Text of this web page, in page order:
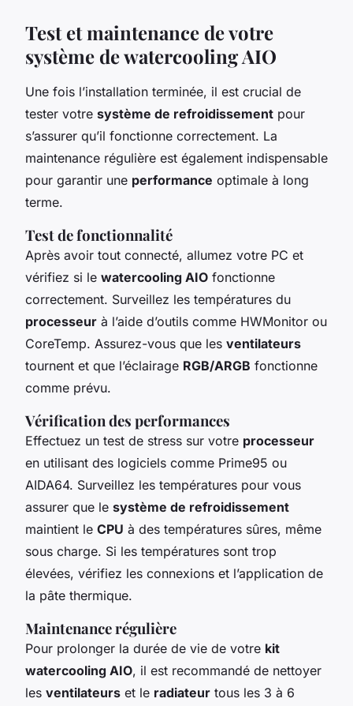
Test et maintenance de votre
système de watercooling AIO
Une fois l’installation terminée, il est crucial de
tester votre système de refroidissement pour
s’assurer qu’il fonctionne correctement. La
maintenance régulière est également indispensable
pour garantir une performance optimale à long
terme.
Test de fonctionnalité
Après avoir tout connecté, allumez votre PC et
vérifiez si le watercooling AIO fonctionne
correctement. Surveillez les températures du
processeur à l’aide d’outils comme HWMonitor ou
CoreTemp. Assurez-vous que les ventilateurs
tournent et que l’éclairage RGB/ARGB fonctionne
comme prévu.
Vérification des performances
Effectuez un test de stress sur votre processeur
en utilisant des logiciels comme Prime95 ou
AIDA64. Surveillez les températures pour vous
assurer que le système de refroidissement
maintient le CPU à des températures sûres, même
sous charge. Si les températures sont trop
élevées, vérifiez les connexions et l’application de
la pâte thermique.
Maintenance régulière
Pour prolonger la durée de vie de votre kit
watercooling AIO, il est recommandé de nettoyer
les ventilateurs et le radiateur tous les 3 à 6